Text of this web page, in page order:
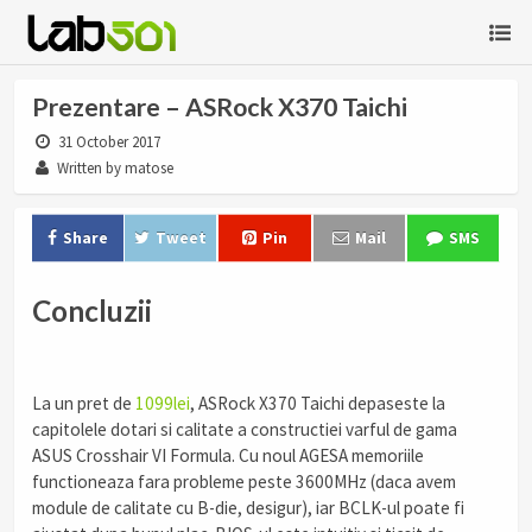
Prezentare – ASRock X370 Taichi
31 October 2017
Written by matose
Share Tweet Pin Mail SMS
Concluzii
La un pret de 1099lei, ASRock X370 Taichi depaseste la
capitolele dotari si calitate a constructiei varful de gama
ASUS Crosshair VI Formula. Cu noul AGESA memoriile
functioneaza fara probleme peste 3600MHz (daca avem
module de calitate cu B-die, desigur), iar BCLK-ul poate fi